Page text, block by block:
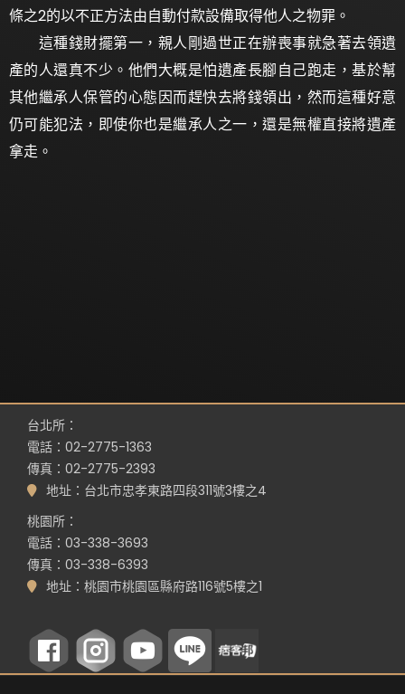
條之2的以不正方法由自動付款設備取得他人之物罪。
這種錢財擺第一，親人剛過世正在辦喪事就急著去領遺
產的人還真不少。他們大概是怕遺產長腳自己跑走，基於幫
其他繼承人保管的心態因而趕快去將錢領出，然而這種好意
仍可能犯法，即使你也是繼承人之一，還是無權直接將遺產
拿走。
台北所：
電話：02-2775-1363
傳真：02-2775-2393
地址：台北市忠孝東路四段311號3樓之4
桃園所：
電話：03-338-3693
傳真：03-338-6393
地址：桃園市桃園區縣府路116號5樓之1